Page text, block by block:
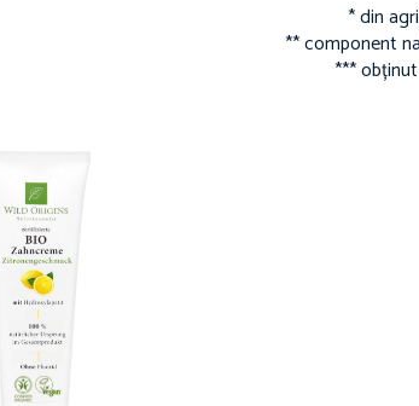
* din
** component
***